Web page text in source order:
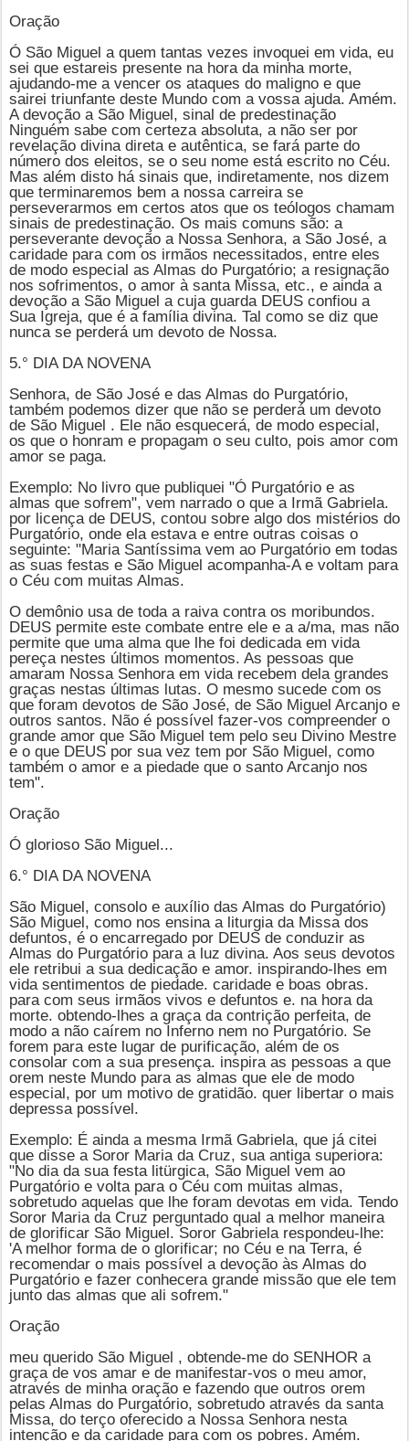
Oração
Ó São Miguel a quem tantas vezes invoquei em vida, eu
sei que estareis presente na hora da minha morte,
ajudando-me a vencer os ataques do maligno e que
sairei triunfante deste Mundo com a vossa ajuda. Amém.
A devoção a São Miguel, sinal de predestinação
Ninguém sabe com certeza absoluta, a não ser por
revelação divina direta e autêntica, se fará parte do
número dos eleitos, se o seu nome está escrito no Céu.
Mas além disto há sinais que, indiretamente, nos dizem
que terminaremos bem a nossa carreira se
perseverarmos em certos atos que os teólogos chamam
sinais de predestinação. Os mais comuns são: a
perseverante devoção a Nossa Senhora, a São José, a
caridade para com os irmãos necessitados, entre eles
de modo especial as Almas do Purgatório; a resignação
nos sofrimentos, o amor à santa Missa, etc., e ainda a
devoção a São Miguel a cuja guarda DEUS confiou a
Sua Igreja, que é a família divina. Tal como se diz que
nunca se perderá um devoto de Nossa.
5.° DIA DA NOVENA
Senhora, de São José e das Almas do Purgatório,
também podemos dizer que não se perderá um devoto
de São Miguel . Ele não esquecerá, de modo especial,
os que o honram e propagam o seu culto, pois amor com
amor se paga.
Exemplo: No livro que publiquei "Ó Purgatório e as
almas que sofrem", vem narrado o que a Irmã Gabriela.
por licença de DEUS, contou sobre algo dos mistérios do
Purgatório, onde ela estava e entre outras coisas o
seguinte: "Maria Santíssima vem ao Purgatório em todas
as suas festas e São Miguel acompanha-A e voltam para
o Céu com muitas Almas.
O demônio usa de toda a raiva contra os moribundos.
DEUS permite este combate entre ele e a a/ma, mas não
permite que uma alma que lhe foi dedicada em vida
pereça nestes últimos momentos. As pessoas que
amaram Nossa Senhora em vida recebem dela grandes
graças nestas últimas lutas. O mesmo sucede com os
que foram devotos de São José, de São Miguel Arcanjo e
outros santos. Não é possível fazer-vos compreender o
grande amor que São Miguel tem pelo seu Divino Mestre
e o que DEUS por sua vez tem por São Miguel, como
também o amor e a piedade que o santo Arcanjo nos
tem".
Oração
Ó glorioso São Miguel...
6.° DIA DA NOVENA
São Miguel, consolo e auxílio das Almas do Purgatório)
São Miguel, como nos ensina a liturgia da Missa dos
defuntos, é o encarregado por DEUS de conduzir as
Almas do Purgatório para a luz divina. Aos seus devotos
ele retribui a sua dedicação e amor. inspirando-lhes em
vida sentimentos de piedade. caridade e boas obras.
para com seus irmãos vivos e defuntos e. na hora da
morte. obtendo-lhes a graça da contrição perfeita, de
modo a não caírem no Inferno nem no Purgatório. Se
forem para este lugar de purificação, além de os
consolar com a sua presença. inspira as pessoas a que
orem neste Mundo para as almas que ele de modo
especial, por um motivo de gratidão. quer libertar o mais
depressa possível.
Exemplo: É ainda a mesma Irmã Gabriela, que já citei
que disse a Soror Maria da Cruz, sua antiga superiora:
"No dia da sua festa litürgica, São Miguel vem ao
Purgatório e volta para o Céu com muitas almas,
sobretudo aquelas que lhe foram devotas em vida. Tendo
Soror Maria da Cruz perguntado qual a melhor maneira
de glorificar São Miguel. Soror Gabriela respondeu-lhe:
'A melhor forma de o glorificar; no Céu e na Terra, é
recomendar o mais possível a devoção às Almas do
Purgatório e fazer conhecera grande missão que ele tem
junto das almas que ali sofrem."
Oração
meu querido São Miguel , obtende-me do SENHOR a
graça de vos amar e de manifestar-vos o meu amor,
através de minha oração e fazendo que outros orem
pelas Almas do Purgatório, sobretudo através da santa
Missa, do terço oferecido a Nossa Senhora nesta
intenção e da caridade para com os pobres. Amém.